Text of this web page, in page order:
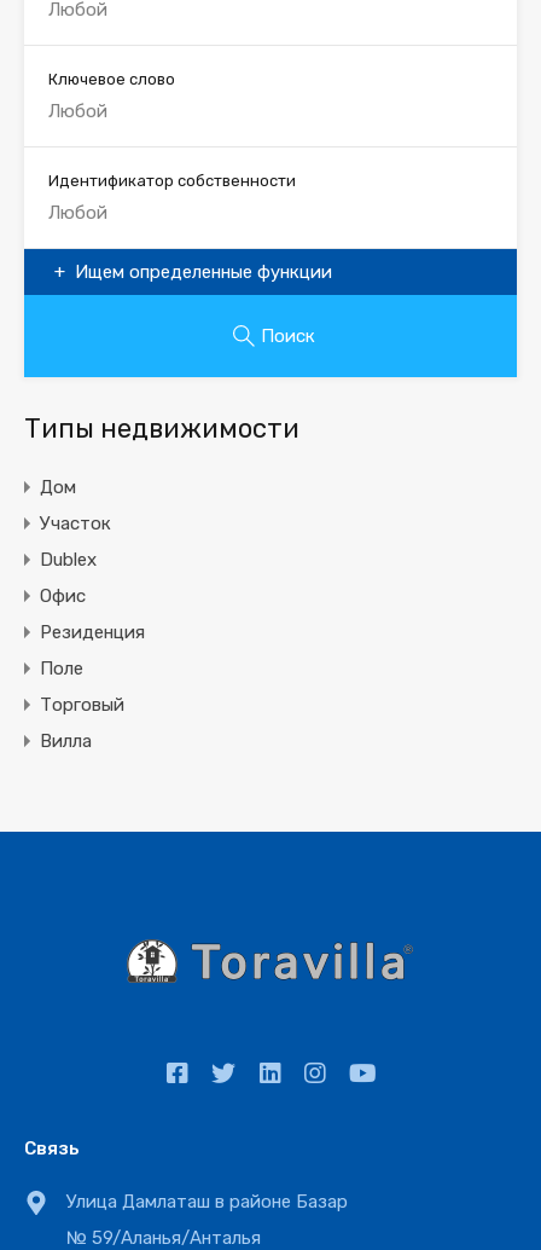
Ключевое слово
Идентификатор собственности
Ищем определенные функции
Поиск
Типы недвижимости
Дом
Участок
Dublex
Офис
Резиденция
Поле
Торговый
Вилла
Связь
Улица Дамлаташ в районе Базар
№ 59/Аланья/Анталья